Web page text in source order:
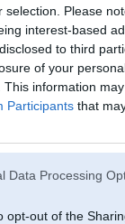
selection. Please
interest-based
to third
of your
This information
Participants that
Data Processing
opt-out of the
Interese maina
Kādam labu Opeli
http://www.ss.lv/
Cena mazliet